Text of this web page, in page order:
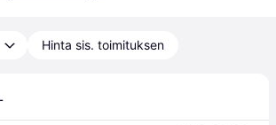
Hinta sis. toimituksen